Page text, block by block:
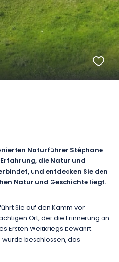
Naturführer Stéphane
die Natur und
und entdecken Sie den
Natur und Geschichte liegt.
Sie auf den Kamm von
Ort, der die Erinnerung an
Ersten Weltkriegs bewahrt.
wurde beschlossen, das